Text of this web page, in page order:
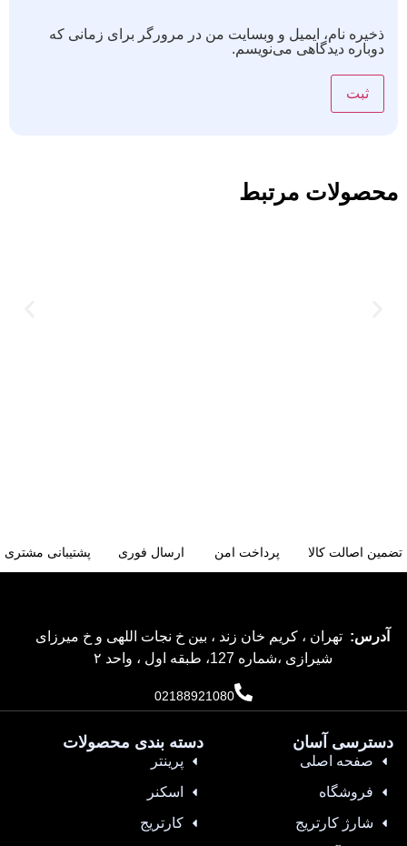
ذخیره نام، ایمیل و وبسایت من در مرورگر برای زمانی که
دوباره دیدگاهی می‌نویسم.
محصولات مرتبط
تضمین اصالت کالا پرداخت امن ارسال فوری پشتیبانی مشتری
آدرس: تهران ، کریم خان زند ، بین خ نجات اللهی و خ میرزای
شیرازی ،شماره 127، طبقه اول ، واحد ۲
02188921080
دسترسی آسان
صفحه اصلی
فروشگاه
شارژ کارتریج
دسته بندی محصولات
پرینتر
اسکنر
کارتریج